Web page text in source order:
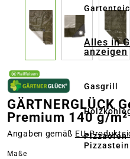
Alles in
anzeigen
Gasgrill
Pizzaofen
Pizzastein
GÄRTNERGLÜCK
Premium 140 g/m²
Angaben gemäß
Maßeauswählen